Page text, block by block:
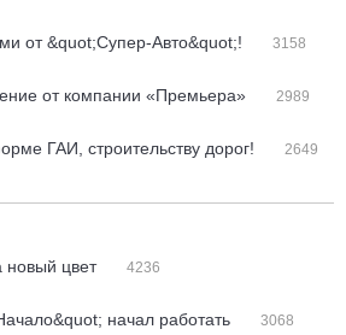
от &quot;Супер-Авто&quot;! 3158
от компании «Премьера» 2989
ГАИ, строительству дорог! 2649
новый цвет
4236
начал работать 3068